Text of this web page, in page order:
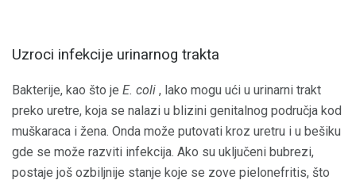
Uzroci infekcije urinarnog trakta
Bakterije, kao što je E. coli , lako mogu ući u urinarni trakt
preko uretre, koja se nalazi u blizini genitalnog područja kod
muškaraca i žena. Onda može putovati kroz uretru i u bešiku
gde se može razviti infekcija. Ako su uključeni bubrezi,
postaje još ozbiljnije stanje koje se zove pielonefritis, što